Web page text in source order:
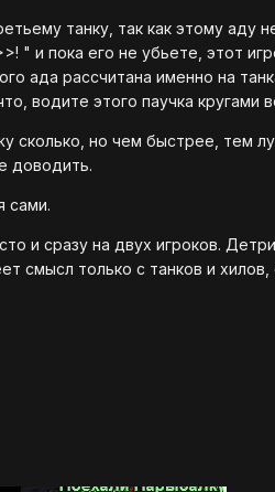
танку, так как этому аду
" и пока его не убьете, этот
ада рассчитана именно на
водите этого паучка кругами
сколько, но чем быстрее, тем
доводить.
сами.
и сразу на двух игроков.
смысл только с танков и